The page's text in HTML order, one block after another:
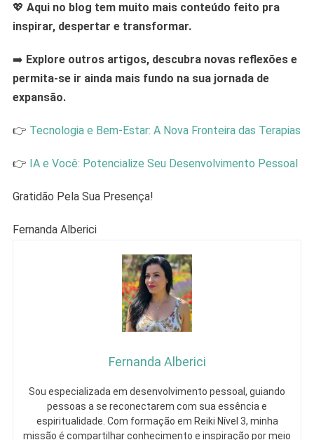
💖 Aqui no blog tem muito mais conteúdo feito pra
inspirar, despertar e transformar.
➡️ Explore outros artigos, descubra novas reflexões e
permita-se ir ainda mais fundo na sua jornada de
expansão.
👉 Tecnologia e Bem-Estar: A Nova Fronteira das Terapias
👉 IA e Você: Potencialize Seu Desenvolvimento Pessoal
Gratidão Pela Sua Presença!
Fernanda Alberici
Fernanda Alberici
Sou especializada em desenvolvimento pessoal, guiando
pessoas a se reconectarem com sua essência e
espiritualidade. Com formação em Reiki Nível 3, minha
missão é compartilhar conhecimento e inspiração por meio